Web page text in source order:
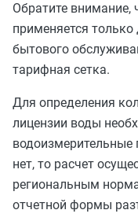
Обратите
применяется
бытового
тарифная сетка.
Для определения
лицензии воды
водоизмерительные
нет, то расчет
региональным
отчетной формы